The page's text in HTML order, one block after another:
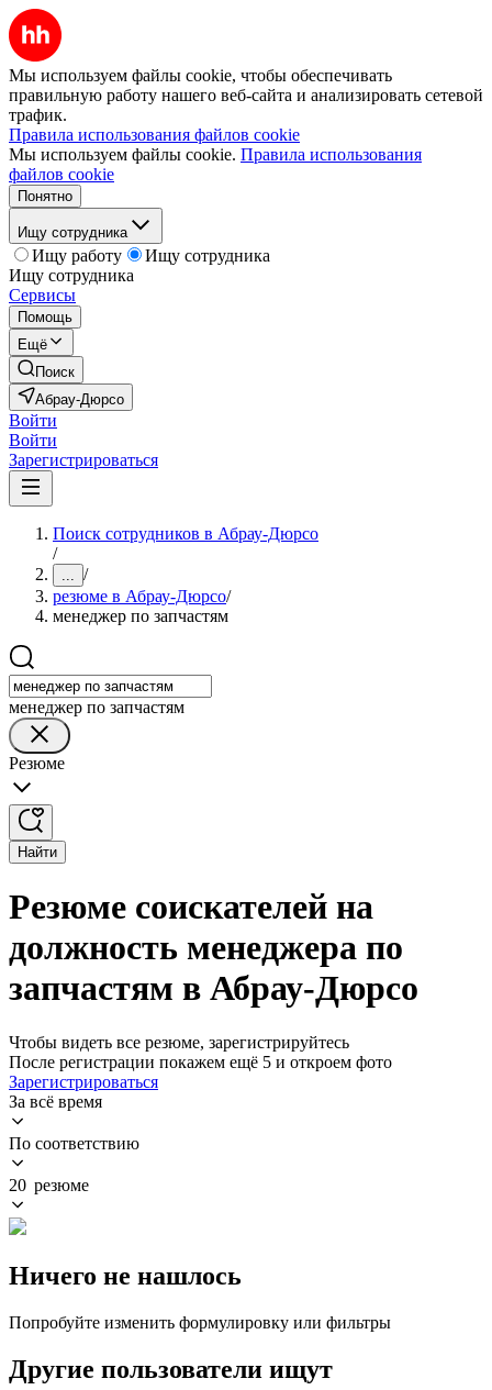
Мы используем файлы cookie, чтобы обеспечивать
правильную работу нашего веб-сайта и анализировать сетевой
трафик.
Правила использования файлов cookie
Мы используем файлы cookie. Правила использования
файлов cookie
Понятно
Ищу сотрудника
Ищу работу
Ищу сотрудника
Ищу сотрудника
Сервисы
Помощь
Ещё
Поиск
Абрау-Дюрсо
Войти
Войти
Зарегистрироваться
Поиск сотрудников в Абрау-Дюрсо
/
... /
резюме в Абрау-Дюрсо/
менеджер по запчастям
менеджер по запчастям
Резюме
Найти
Резюме соискателей на
должность менеджера по
запчастям в Абрау-Дюрсо
Чтобы видеть все резюме, зарегистрируйтесь
После регистрации покажем ещё 5 и откроем фото
Зарегистрироваться
За всё время
По соответствию
20 резюме
Ничего не нашлось
Попробуйте изменить формулировку или фильтры
Другие пользователи ищут